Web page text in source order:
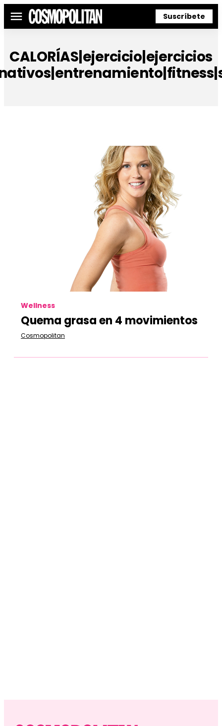
Menú Suscríbete
CALORÍAS|ejercicio|ejercicios
Wellness
Quema grasa en 4 movimientos
Cosmopolitan